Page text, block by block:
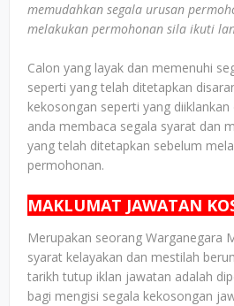
memudahkan segala urusan
melakukan permohonan sila ikuti
Calon yang layak dan memenuhi
seperti yang telah ditetapkan
kekosongan seperti yang diiklankan
anda membaca segala syarat dan
yang telah ditetapkan sebelum
permohonan.
MAKLUMAT JAWATAN
Merupakan seorang Warganegara
syarat kelayakan dan mestilah
tarikh tutup iklan jawatan adalah
bagi mengisi segala kekosongan